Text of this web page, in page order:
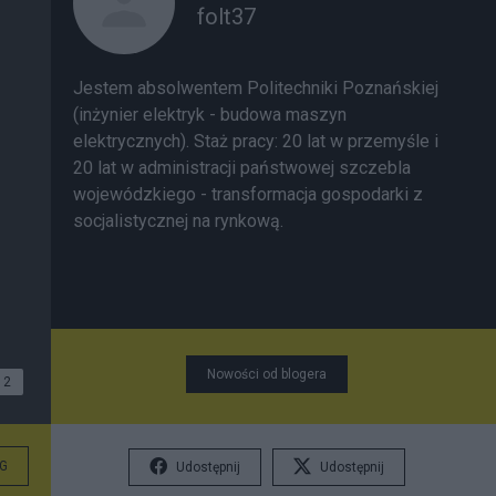
2
folt37
Jestem absolwentem Politechniki Poznańskiej
(inżynier elektryk - budowa maszyn
elektrycznych). Staż pracy: 20 lat w przemyśle i
20 lat w administracji państwowej szczebla
wojewódzkiego - transformacja gospodarki z
socjalistycznej na rynkową.
Nowości od blogera
Udostępnij Udostępnij